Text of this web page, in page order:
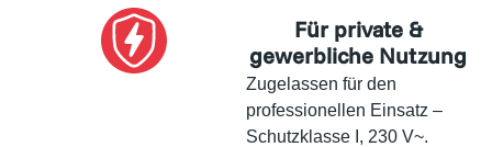
Für private &
gewerbliche Nutzung
Zugelassen für den
professionellen Einsatz –
Schutzklasse I, 230 V~.